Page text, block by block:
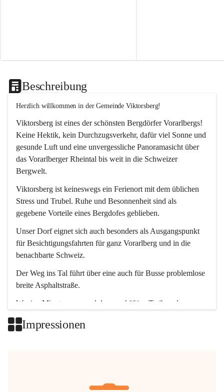
Beschreibung
Herzlich willkommen in der Gemeinde Viktorsberg!
Viktorsberg ist eines der schönsten Bergdörfer Vorarlbergs!
Keine Hektik, kein Durchzugsverkehr, dafür viel Sonne und
gesunde Luft und eine unvergessliche Panoramasicht über
das Vorarlberger Rheintal bis weit in die Schweizer
Bergwelt.
Viktorsberg ist keineswegs ein Ferienort mit dem üblichen
Stress und Trubel. Ruhe und Besonnenheit sind als
gegebene Vorteile eines Bergdofes geblieben.
Unser Dorf eignet sich auch besonders als Ausgangspunkt
für Besichtigungsfahrten für ganz Vorarlberg und in die
benachbarte Schweiz.
Der Weg ins Tal führt über eine auch für Busse problemlose
breite Asphaltstraße.
Wenige Minuten nur, und das geschäftige Treiben der
Impressionen